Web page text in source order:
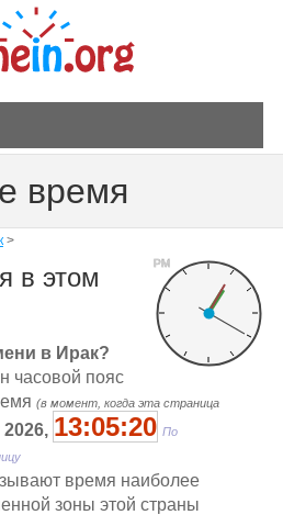
время
>
PM
в этом
в Ирак?
часовой пояс
(в момент, когда эта страница
2026, 13:05:20 По
время наиболее
зоны этой страны